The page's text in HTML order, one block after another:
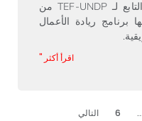
برنامج ريادة الأعمال في مالي التابع لـ TEF-UNDP من
برنامج ريادة الأعمال
اقرأ أكثر "
…
6 التالي